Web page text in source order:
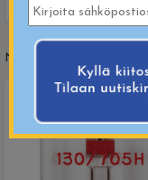
Näytetään tuotteet